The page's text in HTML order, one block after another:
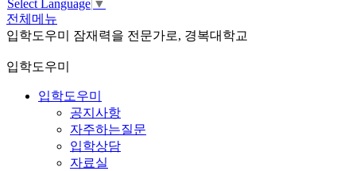
Select Language ▼
전체메뉴
입학도우미
잠재력을 전문가로, 경복대학교
입학도우미
입학도우미
공지사항
자주하는질문
입학상담
자료실